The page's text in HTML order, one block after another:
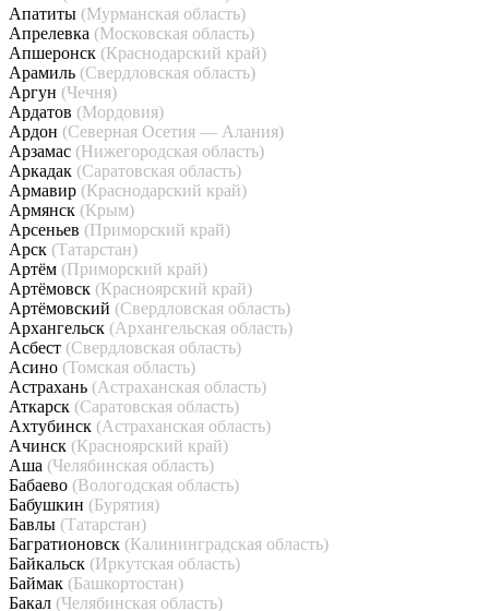
Апатиты (Мурманская область)
Апрелевка (Московская область)
Апшеронск (Краснодарский край)
Арамиль (Свердловская область)
Аргун (Чечня)
Ардатов (Мордовия)
Ардон (Северная Осетия — Алания)
Арзамас (Нижегородская область)
Аркадак (Саратовская область)
Армавир (Краснодарский край)
Армянск (Крым)
Арсеньев (Приморский край)
Арск (Татарстан)
Артём (Приморский край)
Артёмовск (Красноярский край)
Артёмовский (Свердловская область)
Архангельск (Архангельская область)
Асбест (Свердловская область)
Асино (Томская область)
Астрахань (Астраханская область)
Аткарск (Саратовская область)
Ахтубинск (Астраханская область)
Ачинск (Красноярский край)
Аша (Челябинская область)
Бабаево (Вологодская область)
Бабушкин (Бурятия)
Бавлы (Татарстан)
Багратионовск (Калининградская область)
Байкальск (Иркутская область)
Баймак (Башкортостан)
Бакал (Челябинская область)